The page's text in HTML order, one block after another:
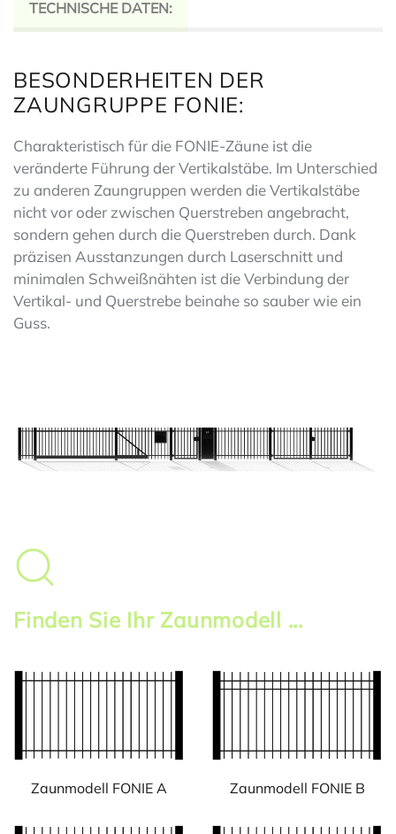
TECHNISCHE DATEN:
BESONDERHEITEN DER
ZAUNGRUPPE FONIE:
Charakteristisch für die FONIE-Zäune ist die
veränderte Führung der Vertikalstäbe. Im Unterschied
zu anderen Zaungruppen werden die Vertikalstäbe
nicht vor oder zwischen Querstreben angebracht,
sondern gehen durch die Querstreben durch. Dank
präzisen Ausstanzungen durch Laserschnitt und
minimalen Schweißnähten ist die Verbindung der
Vertikal- und Querstrebe beinahe so sauber wie ein
Guss.
Finden Sie Ihr Zaunmodell ...
Zaunmodell FONIE A Zaunmodell FONIE B